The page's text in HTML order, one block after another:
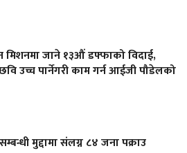
मिशनमा जाने १३औं डफ्फाको विदाई,
छवि उच्च पार्नेगरी काम गर्न आईजी पौडेलको
मुद्दामा संलग्न ८४ जना पक्राउ